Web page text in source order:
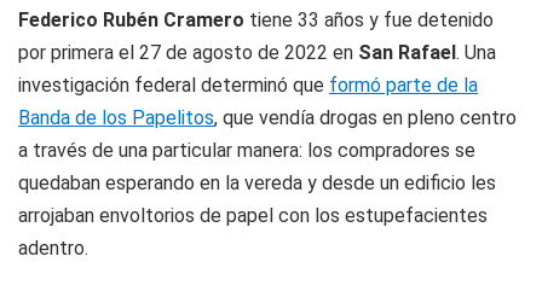
Federico Rubén Cramero tiene 33 años y fue detenido
por primera el 27 de agosto de 2022 en San Rafael. Una
investigación federal determinó que formó parte de la
Banda de los Papelitos, que vendía drogas en pleno centro
a través de una particular manera: los compradores se
quedaban esperando en la vereda y desde un edificio les
arrojaban envoltorios de papel con los estupefacientes
adentro.